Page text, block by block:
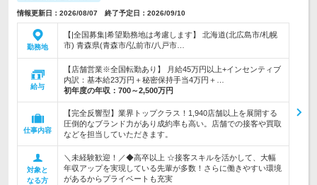
情報更新日：2026/08/07 終了予定日：2026/09/10
勤務地
【|全国募集|希望勤務地は考慮します】 北海道(北広島市/札幌
市) 青森県(青森市/弘前市/八戸市…
給与
【店舗営業※全国転勤あり】 月給45万円以上+インセンティブ
内訳：基本給23万円＋秘密保持手当4万円＋…
初年度の年収： 700～2,500万円
仕事内容
【完全反響型】業界トップクラス！1,940店舗以上を展開する
圧倒的なブランド力があり成約率も高い。店舗での接客や買取
などを担当していただきます。
対象と
なる方
＼未経験歓迎！／◆高卒以上 ☆接客スキルを活かして、大幅
年収アップを実現している先輩が多数！さらに働きやすい環境
があるからプライベートも充実